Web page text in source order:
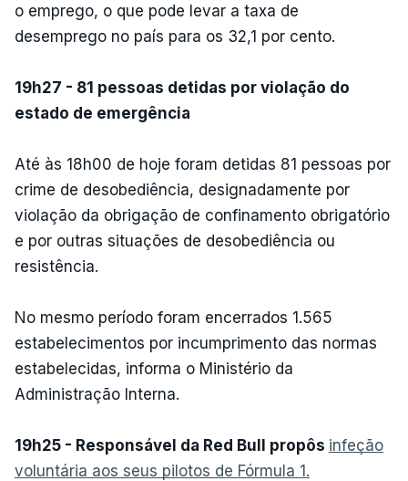
o emprego, o que pode levar a taxa de
desemprego no país para os 32,1 por cento.
19h27 - 81 pessoas detidas por violação do
estado de emergência
Até às 18h00 de hoje foram detidas 81 pessoas por
crime de desobediência, designadamente por
violação da obrigação de confinamento obrigatório
e por outras situações de desobediência ou
resistência.
No mesmo período foram encerrados 1.565
estabelecimentos por incumprimento das normas
estabelecidas, informa o Ministério da
Administração Interna.
19h25 - Responsável da Red Bull propôs infeção
voluntária aos seus pilotos de Fórmula 1.